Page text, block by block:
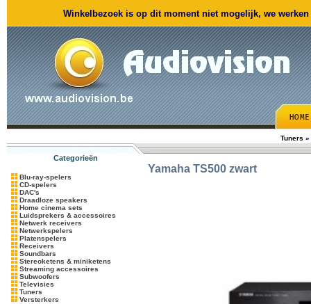
Winkelbezoek is op dit moment niet mogelijk, we
Tuners »
Categorieën
Blu-ray-spelers
CD-spelers
DAC's
Draadloze speakers
Home cinema sets
Luidsprekers & accessoires
Netwerk receivers
Netwerkspelers
Platenspelers
Receivers
Soundbars
Stereoketens & miniketens
Streaming accessoires
Subwoofers
Televisies
Tuners
Versterkers
Yamaha TS500 zwart